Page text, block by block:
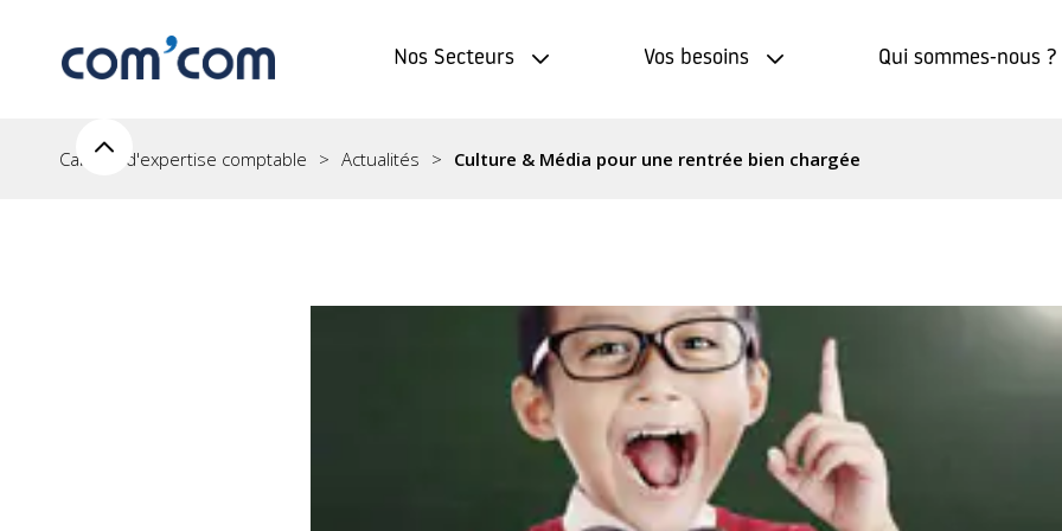
Nos Secteurs Vos besoins Qui sommes-nous ?
Cabinet d'expertise comptable Actualités Culture & Média pour une rentrée bien chargée